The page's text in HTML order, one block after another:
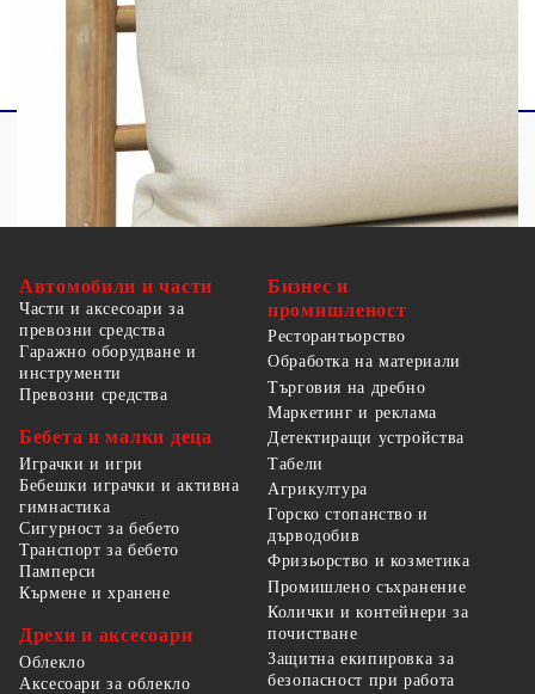
Автомобили и части
Части и аксесоари за
превозни средства
Гаражно оборудване и
инструменти
Превозни средства
Бебета и малки деца
Играчки и игри
Бебешки играчки и активна
гимнастика
Сигурност за бебето
Транспорт за бебето
Памперси
Кърмене и хранене
Дрехи и аксесоари
Облекло
Аксесоари за облекло
Бизнес и
промишленост
Ресторантьорство
Обработка на материали
Търговия на дребно
Маркетинг и реклама
Детектиращи устройства
Табели
Агрикултура
Горско стопанство и
дърводобив
Фризьорство и козметика
Промишлено съхранение
Колички и контейнери за
почистване
Защитна екипировка за
безопасност при работа